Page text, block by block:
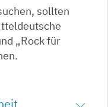
sollten
„Rock für